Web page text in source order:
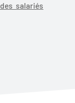
des salariés